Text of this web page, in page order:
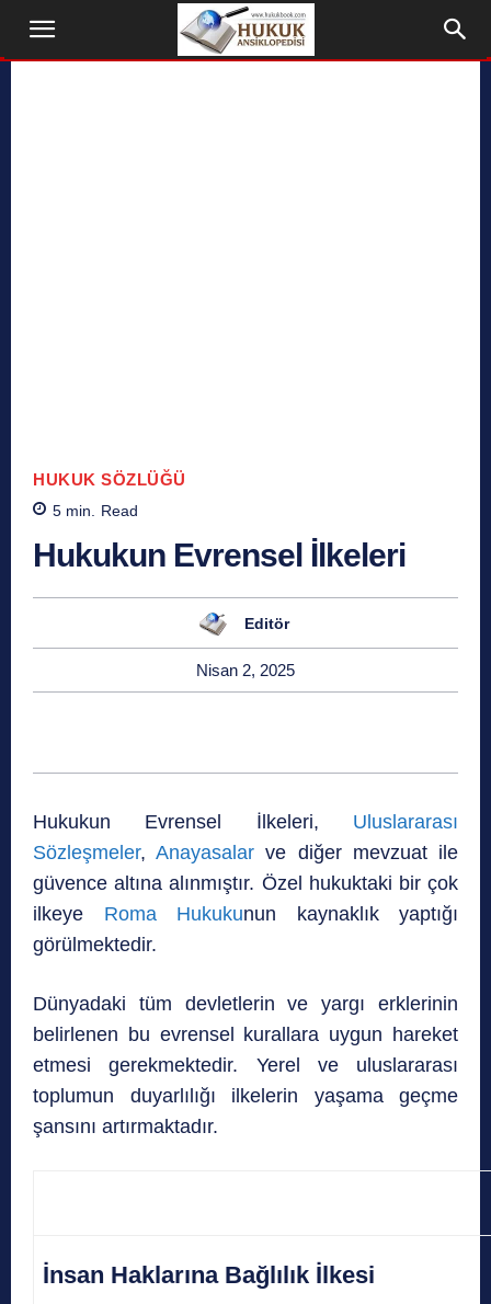
HUKUK SÖZLÜĞÜ
5 min. Read
Hukukun Evrensel İlkeleri
Editör
Nisan 2, 2025
Hukukun Evrensel İlkeleri, Uluslararası
Sözleşmeler,Anayasalar ve diğer mevzuat ile
güvence altına alınmıştır. Özel hukuktaki bir çok
ilkeye Roma Hukukunun kaynaklık yaptığı
görülmektedir.
Dünyadaki tüm devletlerin ve yargı erklerinin
belirlenen bu evrensel kurallara uygun hareket
etmesi gerekmektedir. Yerel ve uluslararası
toplumun duyarlılığı ilkelerin yaşama geçme
şansını artırmaktadır.
İnsan Haklarına Bağlılık İlkesi